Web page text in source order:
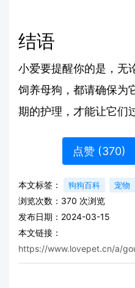
结语
小爱要提醒你的是，无
饲养母狗，都请确保为
期的护理，才能让它们
点赞 (370)
本文标签： 狗狗百科 宠物
浏览次数： 370 次浏览
发布日期：2024-03-15
本文链接：
https://www.lovepet.cn/a/